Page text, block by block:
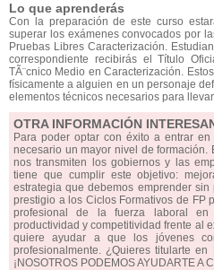
Lo que aprenderás
Con la preparación de este curso
superar los exámenes convocados por
Pruebas Libres Caracterización.
correspondiente recibirás el Título
TÃ¨cnico Medio en Caracterización.
físicamente a alguien en un personaje
elementos técnicos necesarios para
OTRA INFORMACIÓN
Para poder optar con éxito a entrar
necesario un mayor nivel de formación.
nos transmiten los gobiernos y las
tiene que cumplir este objetivo:
estrategia que debemos emprender
prestigio a los Ciclos Formativos de FP
profesional de la fuerza laboral
productividad y competitividad frente al
quiere ayudar a que los jóvenes
profesionalmente. ¿Quieres titularte
¡NOSOTROS PODEMOS AYUDARTE A